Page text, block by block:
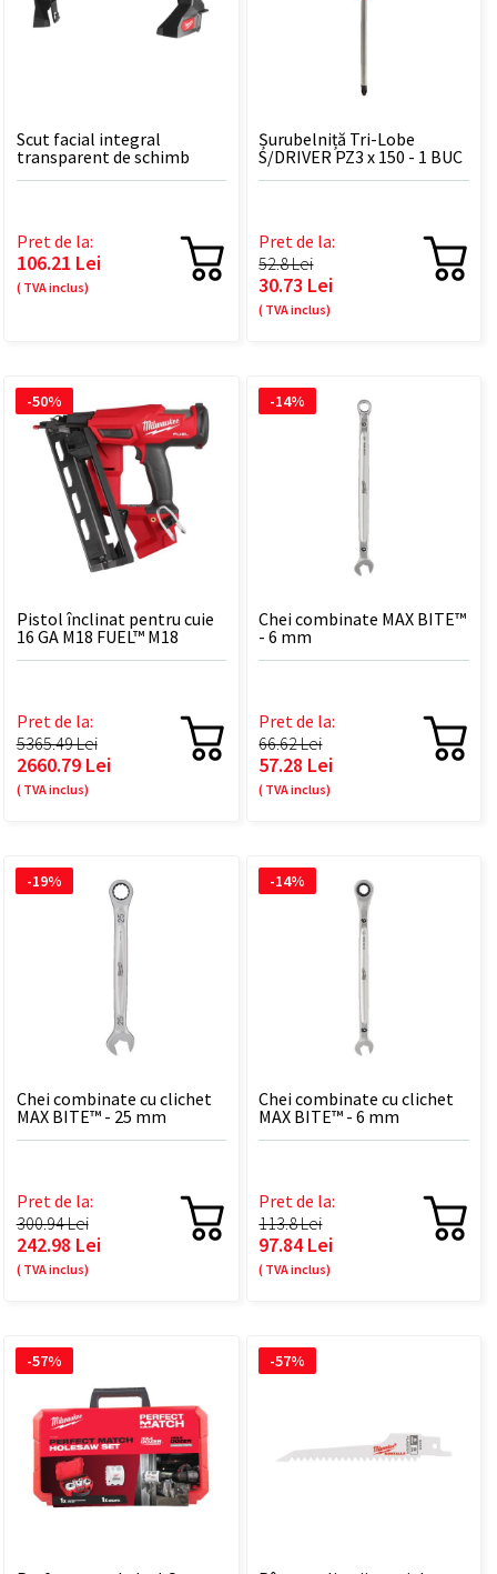
Scut facial integral
transparent de schimb
BOLT™ - 5 BUC
Pret de la:
106.21 Lei
( TVA inclus)
Șurubelniță Tri-Lobe
S/DRIVER PZ3 x 150 - 1 BUC
Pret de la:
52.8 Lei
30.73 Lei
( TVA inclus)
Pistol înclinat pentru cuie
16 GA M18 FUEL™ M18
FN16GA-0X
Pret de la:
5365.49 Lei
2660.79 Lei
( TVA inclus)
-50%
Chei combinate MAX BITE™
- 6 mm
Pret de la:
66.62 Lei
57.28 Lei
( TVA inclus)
-14%
Chei combinate cu clichet
MAX BITE™ - 25 mm
Pret de la:
300.94 Lei
242.98 Lei
( TVA inclus)
-19%
Chei combinate cu clichet
MAX BITE™ - 6 mm
Pret de la:
113.8 Lei
97.84 Lei
( TVA inclus)
-14%
-57% -57%